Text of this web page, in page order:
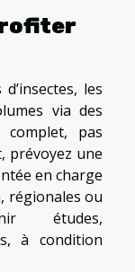
les
via des
pas
prévoyez une
en charge
régionales ou
études,
à condition